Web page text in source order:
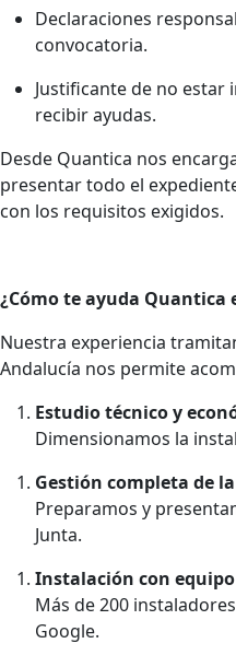
Declaraciones
convocatoria.
Justificante de no
recibir ayudas.
Desde Quantica nos
presentar todo el
con los requisitos exigidos.
¿Cómo te ayuda Quantica
Nuestra experiencia
Andalucía nos permite
Estudio técnico y
Dimensionamos la
Gestión completa de
Preparamos y
Junta.
Instalación con
Más de 200
Google.